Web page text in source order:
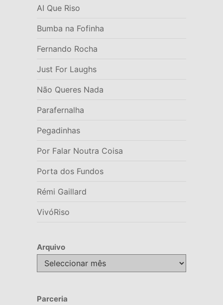
AI Que Riso
Bumba na Fofinha
Fernando Rocha
Just For Laughs
Não Queres Nada
Parafernalha
Pegadinhas
Por Falar Noutra Coisa
Porta dos Fundos
Rémi Gaillard
VivóRiso
Arquivo
Arquivo
Parceria